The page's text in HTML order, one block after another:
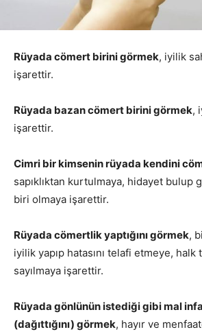
Rüyada cömert birini görmek, iyilik
işarettir.
Rüyada bazan cömert birini görmek,
işarettir.
Cimri bir kimsenin rüyada kendini
sapıklıktan kurtulmaya, hidayet bulup
biri olmaya işarettir.
Rüyada cömertlik yaptığını görmek,
iyilik yapıp hatasını telafi etmeye, halk
sayılmaya işarettir.
Rüyada gönlünün istediği gibi mal
(dağıttığını) görmek, hayır ve